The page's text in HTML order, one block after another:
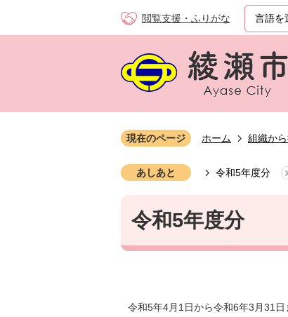
閲覧支援・ふりがな
現在のページ ホーム 組織か
あしあと 令和5年度分
令和5年度分
令和5年4月1日から令和6年3月31日